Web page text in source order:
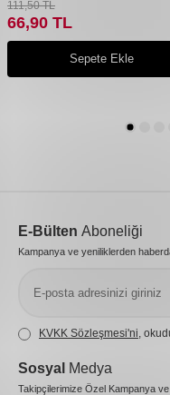
111,50TL
66,90 TL
Sepete Ekle
E-Bülten Aboneliği
Kampanya ve yeniliklerden
KVKK Sözleşmesi'ni ,
Sosyal Medya
Takipçilerimize Özel Kampanya